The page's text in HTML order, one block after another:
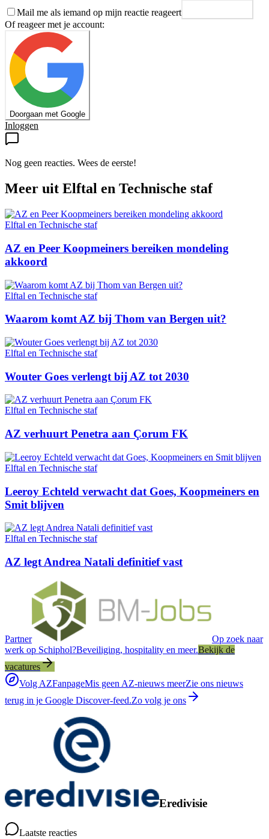
Mail me als iemand op mijn reactie reageert
Of reageer met je account:
Doorgaan met Google
Inloggen
Nog geen reacties. Wees de eerste!
Meer uit Elftal en Technische staf
Elftal en Technische staf
AZ en Peer Koopmeiners bereiken mondeling
akkoord
Elftal en Technische staf
Waarom komt AZ bij Thom van Bergen uit?
Elftal en Technische staf
Wouter Goes verlengt bij AZ tot 2030
Elftal en Technische staf
AZ verhuurt Penetra aan Çorum FK
Elftal en Technische staf
Leeroy Echteld verwacht dat Goes, Koopmeiners en
Smit blijven
Elftal en Technische staf
AZ legt Andrea Natali definitief vast
Partner
Op zoek naar
werk op Schiphol?Beveiliging, hospitality en meer.Bekijk de
vacatures
Volg AZFanpageMis geen AZ-nieuws meerZie ons nieuws
terug in je Google Discover-feed.Zo volg je ons
Eredivisie
Laatste reacties